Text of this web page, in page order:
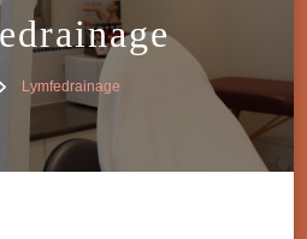
Lymfedrainage